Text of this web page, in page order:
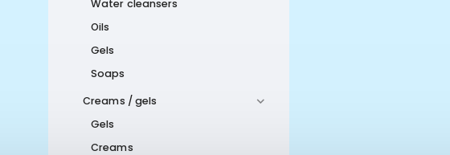
Water cleansers
Oils
Gels
Soaps
Creams / gels
Gels
Creams